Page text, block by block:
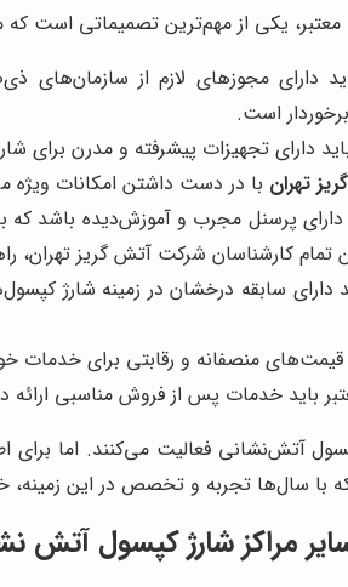
یکی از مهم‌ترین تصمیماتی است که
دارای مجوزهای لازم از
است.
دارای تجهیزات پیشرفته و مدرن
تهران با در دست داشتن امکانات ویژه
دارای پرسنل مجرب و آموزش‌دیده باشد که
کارشناسان شرکت آتش گریز تهران،
دارای سابقه درخشان در زمینه شارژ
قیمت‌های منصفانه و رقابتی برای خدمات
باید خدمات پس از فروش مناسبی ارائه
آتش‌نشانی فعالیت می‌کنند. اما
با سال‌ها تجربه و تخصص در این زمینه،
مراکز شارژ کپسول آتش